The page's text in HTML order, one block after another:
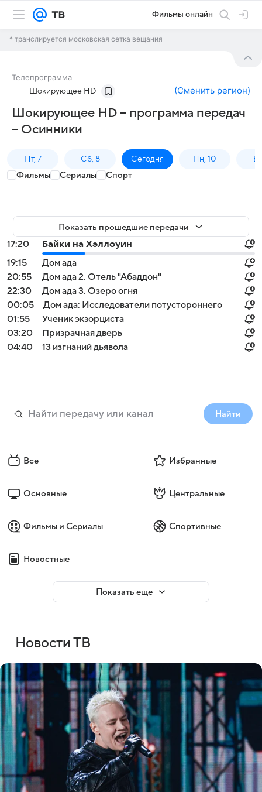
Фильмы онлайн
* транслируется московская сетка вещания
Телепрограмма
Шокирующее HD (Сменить регион)
Шокирующее HD – программа передач
– Осинники
Пт, 7 Сб, 8 Сегодня Пн, 10
Фильмы Сериалы Спорт
Показать прошедшие передачи
17:20
Байки на Хэллоуин
19:15
Дом ада
20:55
Дом ада 2. Отель "Абаддон"
22:30
Дом ада 3. Озеро огня
00:05
Дом ада: Исследователи потустороннего
01:55
Ученик экзорциста
03:20
Призрачная дверь
04:40
13 изгнаний дьявола
Найти
Все Избранные
Основные Центральные
Фильмы и Сериалы Спортивные
Новостные
Показать еще
Новости ТВ